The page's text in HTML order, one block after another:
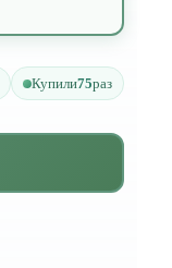
Купили75раз